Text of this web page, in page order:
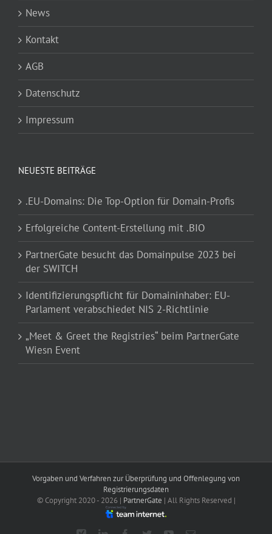
News
Kontakt
AGB
Datenschutz
Impressum
NEUESTE BEITRÄGE
.EU-Domains: Die Top-Option für Domain-Profis
Erfolgreiche Content-Erstellung mit .BIO
PartnerGate besucht das Domainpulse 2023 bei
der SWITCH
Identifizierungspflicht für Domaininhaber: EU-
Parlament verabschiedet NIS 2-Richtlinie
„Meet & Greet the Registries“ beim PartnerGate
Wiesn Event
Vorgaben und Verfahren zur Überprüfung und Offenlegung von
Registrierungsdaten
© Copyright 2020 - 2026 | PartnerGate | All Rights Reserved |